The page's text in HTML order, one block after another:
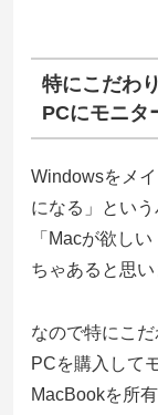
特にこだわ
PCにモニタ
Windowsをメ
になる」とい
「Macが欲し
ちゃあると思い
なので特にこ
PCを購入して
MacBookを所